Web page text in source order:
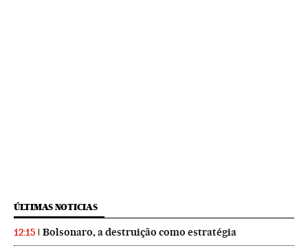
ÚLTIMAS NOTICIAS
12:15 Bolsonaro, a destruição como estratégia